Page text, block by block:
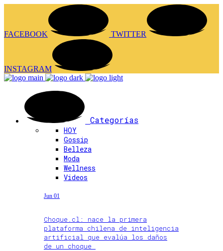
FACEBOOK TWITTER
INSTAGRAM
Categorías
HOY
Gossip
Belleza
Moda
Wellness
Videos
Jun 01
Choque.cl: nace la primera
plataforma chilena de inteligencia
artificial que evalúa los daños
de un choque